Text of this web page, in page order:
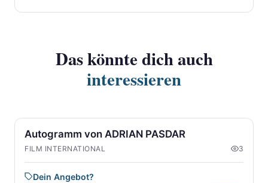
Das könnte dich auch
interessieren
Autogramm von ADRIAN PASDAR
FILM INTERNATIONAL 3
Dein Angebot?